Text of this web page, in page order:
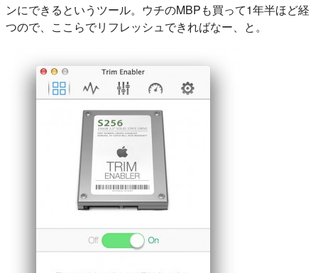
ンにできるというツール。ウチのMBPも買って1年半ほど経
つので、ここらでリフレッシュできればなー、と。